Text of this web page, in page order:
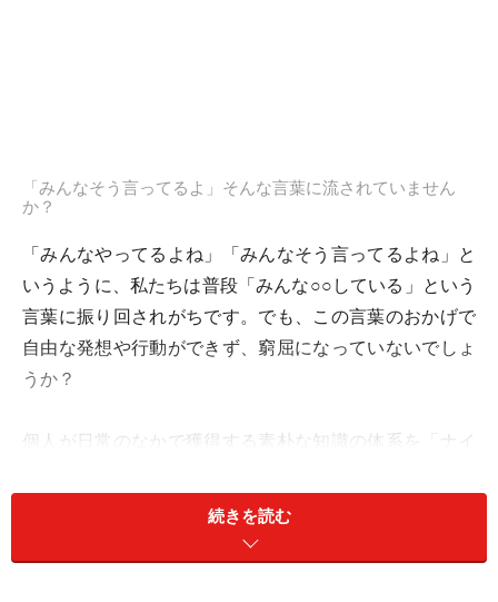
「みんなそう言ってるよ」そんな言葉に流されていません
か？
「みんなやってるよね」「みんなそう言ってるよね」と
いうように、私たちは普段「みんな○○している」という
言葉に振り回されがちです。でも、この言葉のおかげで
自由な発想や行動ができず、窮屈になっていないでしょ
うか？
個人が日常のなかで獲得する素朴な知識の体系を「ナイ
オリーによってさまざまなことを判断してしまうことが
多いものです。「みんな○○している」だけでなく、エビ
デンスのよくわからないうわさや言い伝えの類いがそう
続きを読む